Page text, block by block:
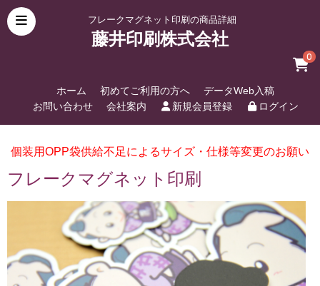
フレークマグネット印刷の商品詳細
藤井印刷株式会社
0
ホーム 初めてご利用の方へ
データWeb入稿
お問い合わせ
会社案内 新規会員登録 ログイン
個装用OPP袋供給不足によるサイズ・仕様等変更のお願い
フレークマグネット印刷